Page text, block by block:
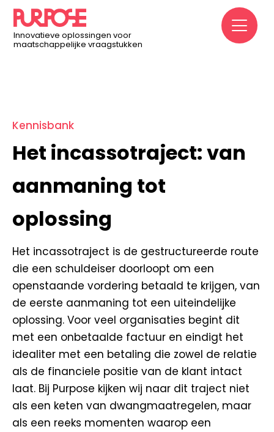
Innovatieve oplossingen voor
maatschappelijke vraagstukken
Home/ Kennisbank
aanmaning tot oplossing
Kennisbank
Het incassotraject: van
aanmaning tot
oplossing
Het incassotraject is de gestructureerde route
die een schuldeiser doorloopt om een
openstaande vordering betaald te krijgen, van
de eerste aanmaning tot een uiteindelijke
oplossing. Voor veel organisaties begint dit
met een onbetaalde factuur en eindigt het
idealiter met een betaling die zowel de relatie
als de financiele positie van de klant intact
laat. Bij Purpose kijken wij naar dit traject niet
als een keten van dwangmaatregelen, maar
als een reeks momenten waarop een